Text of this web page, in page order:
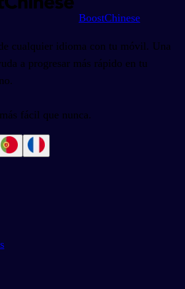
BoostChinese
cualquier idioma con tu móvil. Una
a progresar más rápido en tu
fácil que nunca.